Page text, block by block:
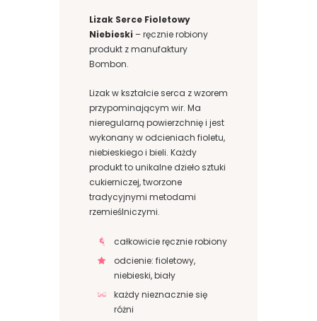
Lizak Serce Fioletowy
Niebieski – ręcznie robiony
produkt z manufaktury
Bombon.
Lizak w kształcie serca z wzorem
przypominającym wir. Ma
nieregularną powierzchnię i jest
wykonany w odcieniach fioletu,
niebieskiego i bieli. Każdy
produkt to unikalne dzieło sztuki
cukierniczej, tworzone
tradycyjnymi metodami
rzemieślniczymi.
całkowicie ręcznie robiony
odcienie: fioletowy,
niebieski, biały
każdy nieznacznie się
różni